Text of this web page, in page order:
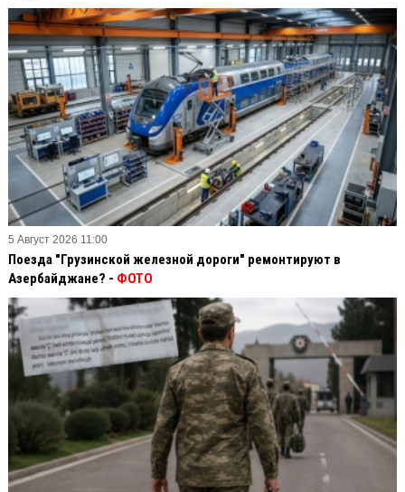
5 Август 2026 11:00
Поезда "Грузинской железной дороги" ремонтируют в
Азербайджане? - ФОТО